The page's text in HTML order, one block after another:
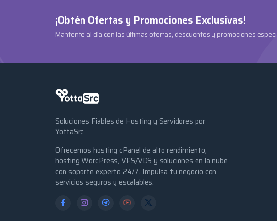
¡Obtén Ofertas y Promociones Exclusivas!
Mantente al día con las últimas ofertas, descuentos y promociones
Soluciones Fiables de Hosting y Servidores por
YottaSrc
Ofrecemos hosting cPanel de alto rendimiento,
hosting WordPress, VPS/VDS y soluciones en la nube
con soporte experto 24/7. Impulsa tu negocio con
servicios seguros y escalables.